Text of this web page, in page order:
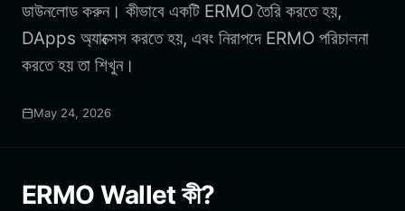
Español (Argentina)
ডাউনলোড করুন। কীভাবে একটি ERMO তৈরি করতে হয়,
DApps অ্যাক্সেস করতে হয়, এবং নিরাপদে ERMO পরিচালনা
করতে হয় তা শিখুন।
May 24, 2026
ERMO Wallet কী?